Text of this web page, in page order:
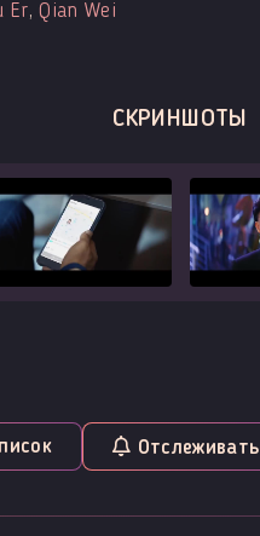
Er,Qian Wei
СКРИНШОТЫ
Отслеживать